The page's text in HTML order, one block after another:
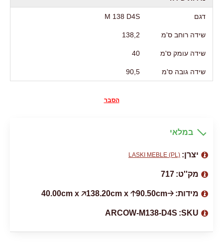
דגם M 138 D4S
שידה רוחב ס'מ 138,2
שידה עומק ס'מ 40
שידה גובה ס'מ 90,5
הסבר
במלאי
יצרן: LASKI MEBLE (PL)
מק''ט: 717
מידות: 🡢40.00cm x 🡥138.20cm x 🡡90.50cm
SKU:
ARCOW-M138-D4S